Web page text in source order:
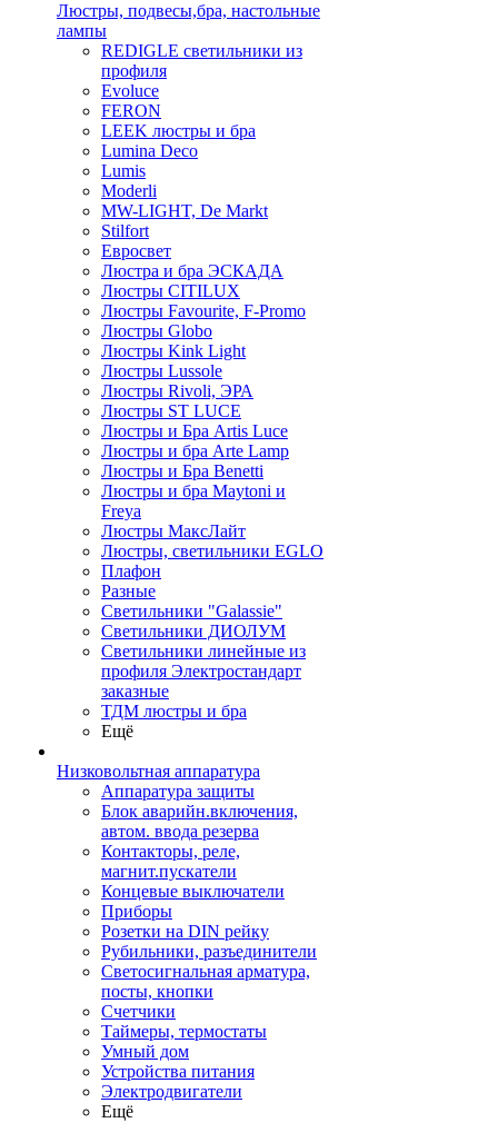
Люстры, подвесы,бра, настольные
лампы
REDIGLE светильники из
профиля
Evoluce
FERON
LEEK люстры и бра
Lumina Deco
Lumis
Moderli
MW-LIGHT, De Markt
Stilfort
Евросвет
Люстра и бра ЭСКАДА
Люстры CITILUX
Люстры Favourite, F-Promo
Люстры Globo
Люстры Kink Light
Люстры Lussole
Люстры Rivoli, ЭРА
Люстры ST LUCE
Люстры и Бра Artis Luce
Люстры и бра Arte Lamp
Люстры и Бра Benetti
Люстры и бра Maytoni и
Freya
Люстры МаксЛайт
Люстры, светильники EGLO
Плафон
Разные
Светильники "Galassie"
Светильники ДИОЛУМ
Светильники линейные из
профиля Электростандарт
заказные
ТДМ люстры и бра
Ещё
Низковольтная аппаратура
Аппаратура защиты
Блок аварийн.включения,
автом. ввода резерва
Контакторы, реле,
магнит.пускатели
Концевые выключатели
Приборы
Розетки на DIN рейку
Рубильники, разъединители
Светосигнальная арматура,
посты, кнопки
Счетчики
Таймеры, термостаты
Умный дом
Устройства питания
Электродвигатели
Ещё